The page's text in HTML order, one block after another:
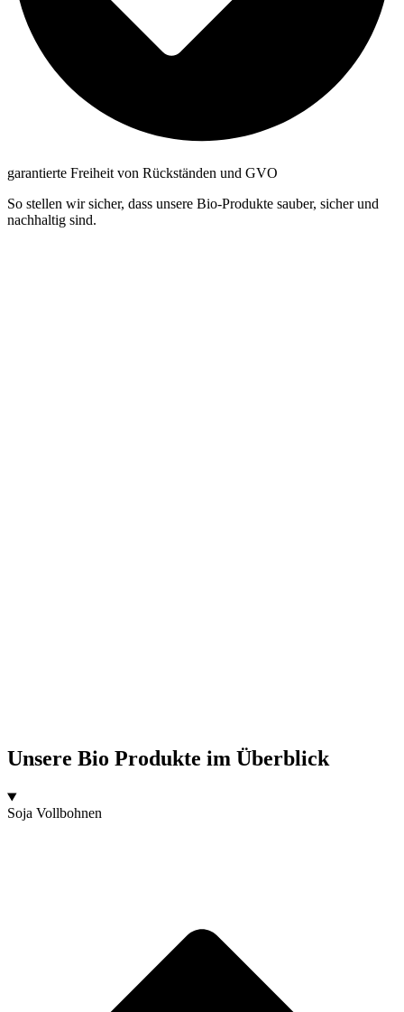
garantierte Freiheit von Rückständen und GVO
So stellen wir sicher, dass unsere Bio-Produkte sauber, sicher und
nachhaltig sind.
Unsere Bio Produkte im Überblick
Soja Vollbohnen